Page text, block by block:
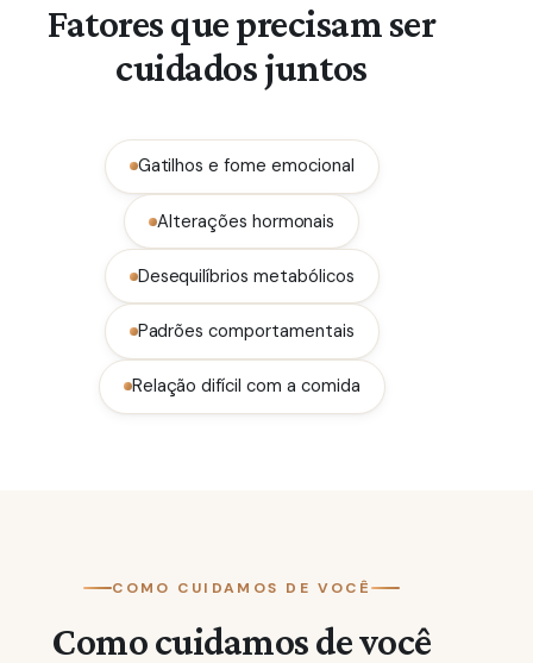
Fatores que precisam ser
cuidados juntos
Gatilhos e fome emocional
Alterações hormonais
Desequilíbrios metabólicos
Padrões comportamentais
Relação difícil com a comida
COMO CUIDAMOS DE VOCÊ
Como cuidamos de você